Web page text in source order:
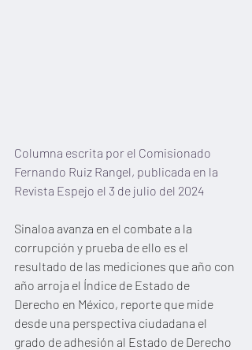
Columna escrita por el Comisionado
Fernando Ruiz Rangel, publicada en la
Revista Espejo el 3 de julio del 2024
Sinaloa avanza en el combate a la
corrupción y prueba de ello es el
resultado de las mediciones que año con
año arroja el Índice de Estado de
Derecho en México, reporte que mide
desde una perspectiva ciudadana el
grado de adhesión al Estado de Derecho